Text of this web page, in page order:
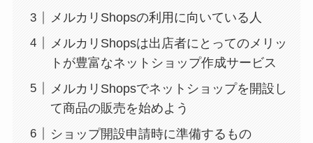
メルカリShopsの利用に向いている人
メルカリShopsは出店者にとってのメリッ
トが豊富なネットショップ作成サービス
メルカリShopsでネットショップを開設し
て商品の販売を始めよう
ショップ開設申請時に準備するもの